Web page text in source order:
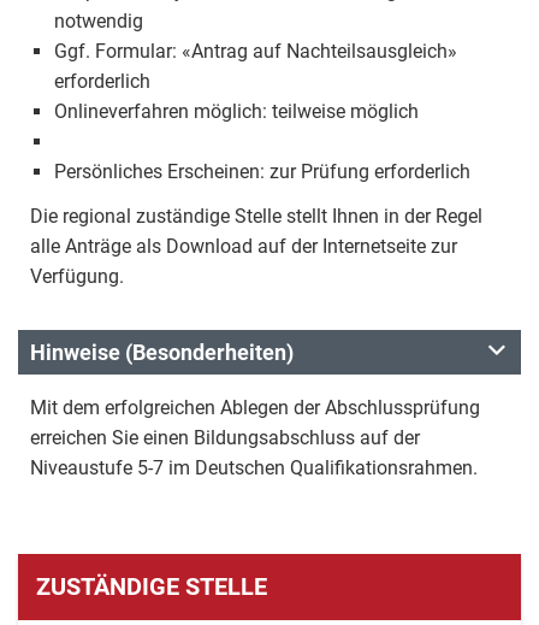
notwendig
Ggf. Formular: «Antrag auf Nachteilsausgleich»
erforderlich
Onlineverfahren möglich: teilweise möglich
Persönliches Erscheinen: zur Prüfung erforderlich
Die regional zuständige Stelle stellt Ihnen in der Regel
alle Anträge als Download auf der Internetseite zur
Verfügung.
Hinweise (Besonderheiten)
Mit dem erfolgreichen Ablegen der Abschlussprüfung
erreichen Sie einen Bildungsabschluss auf der
Niveaustufe 5-7 im Deutschen Qualifikationsrahmen.
ZUSTÄNDIGE STELLE